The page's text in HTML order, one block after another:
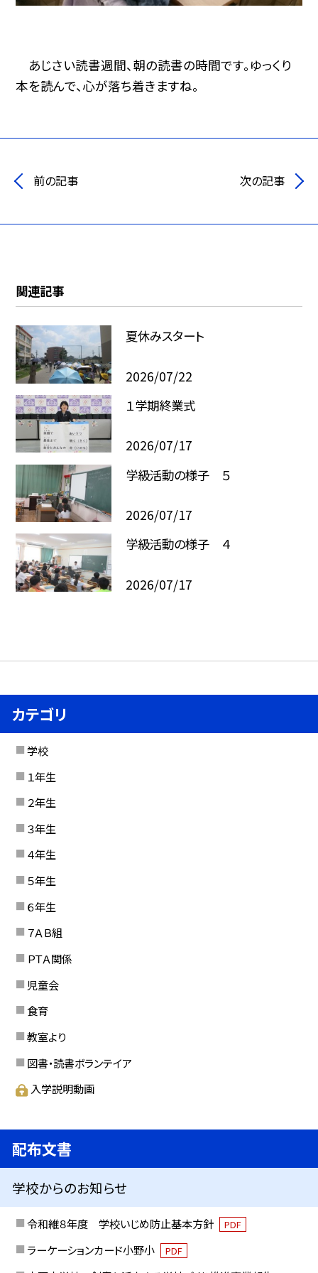
あじさい読書週間、朝の読書の時間です。ゆっくり
本を読んで、心が落ち着きますね。
前の記事 次の記事
関連記事
夏休みスタート
2026/07/22
１学期終業式
2026/07/17
学級活動の様子 ５
2026/07/17
学級活動の様子 ４
2026/07/17
カテゴリ
学校
１年生
２年生
３年生
４年生
５年生
６年生
７ＡＢ組
ＰＴＡ関係
児童会
食育
教室より
図書・読書ボランテイア
入学説明動画
配布文書
学校からのお知らせ
令和維８年度 学校いじめ防止基本方針 PDF
ラーケーションカード小野小 PDF